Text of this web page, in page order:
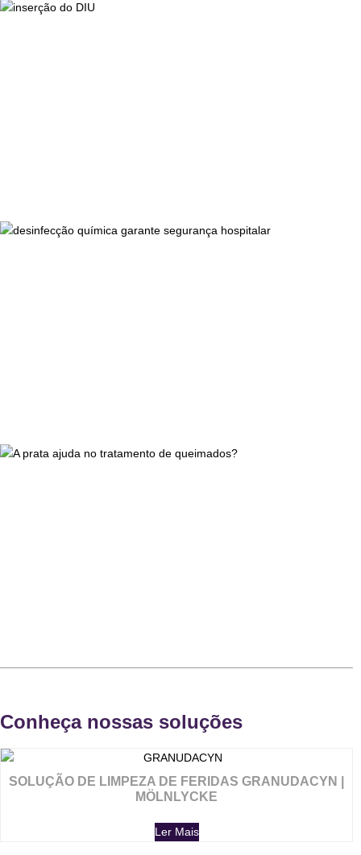
Conheça nossas soluções
SOLUÇÃO DE LIMPEZA DE FERIDAS GRANUDACYN |
MÖLNLYCKE
Ler Mais